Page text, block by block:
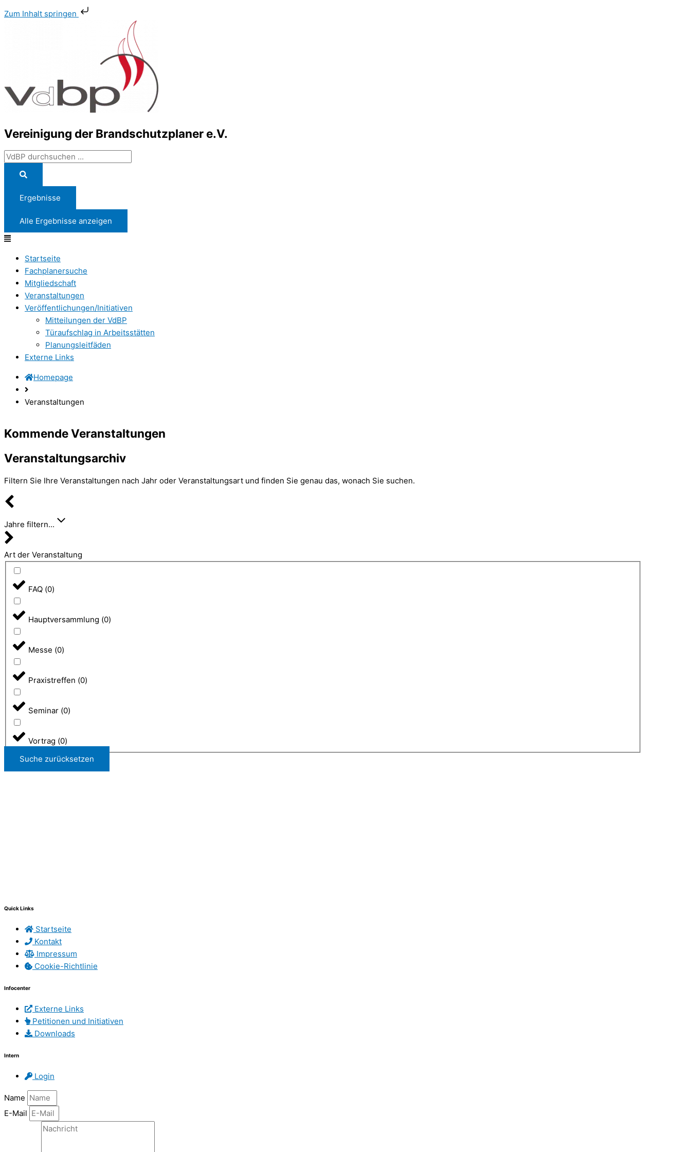
Zum Inhalt springen
Inhalt
Vereinigung der Brandschutzplaner e.V.
...
Ergebnisse
Alle Ergebnisse anzeigen
Menu
Startseite
Fachplanersuche
Mitgliedschaft
Veranstaltungen
Veröffentlichungen/Initiativen
Mitteilungen der VdBP
Türaufschlag in Arbeitsstätten
Planungsleitfäden
Externe Links
Homepage
Veranstaltungen
Kommende Veranstaltungen
Veranstaltungsarchiv
Filtern Sie Ihre Veranstaltungen nach Jahr oder Veranstaltungsart und finden Sie genau das, wonach Sie suchen.
Jahre filtern...
Art der Veranstaltung
FAQ (0)
Hauptversammlung (0)
Messe (0)
Praxistreffen (0)
Seminar (0)
Vortrag (0)
Suche zurücksetzen
Quick Links
Startseite
Kontakt
Impressum
Cookie-Richtlinie
Infocenter
Externe Links
Petitionen und Initiativen
Downloads
Intern
Login
Name
E-Mail